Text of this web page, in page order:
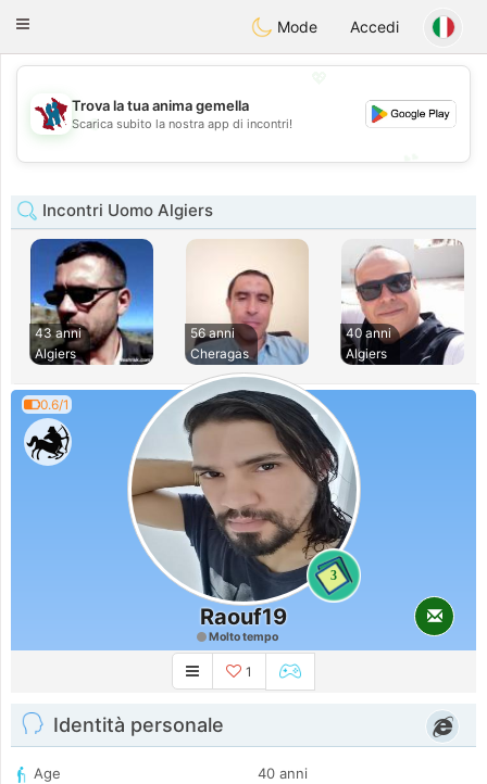
Taimerais
Toggle
Mode Accedi
💖
💕
Trova la tua anima gemella
Scarica subito la nostra app di incontri!
Incontri Uomo Algiers
43 anni
Algiers
56 anni
Cheragas
40 anni
Algiers
0.6/1
3
Raouf19
Molto tempo
1
Identità personale
Age
40 anni